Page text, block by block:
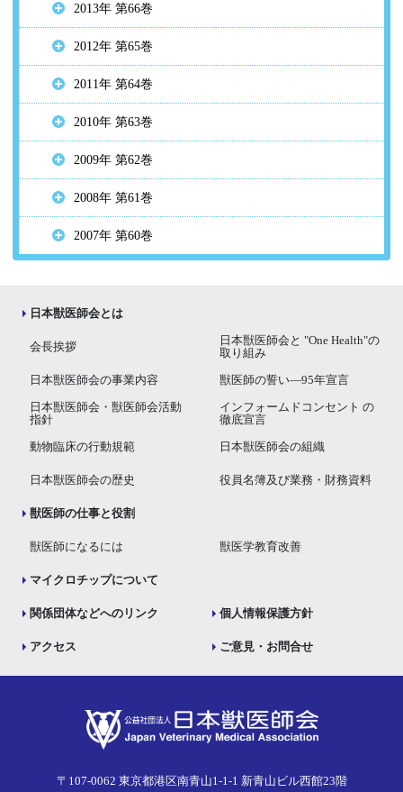
2013年 第66巻
2012年 第65巻
2011年 第64巻
2010年 第63巻
2009年 第62巻
2008年 第61巻
2007年 第60巻
日本獣医師会とは
会長挨拶
日本獣医師会と "One Health"の
取り組み
日本獣医師会の事業内容 獣医師の誓い―95年宣言
日本獣医師会・獣医師会活動
指針
インフォームドコンセント の
徹底宣言
動物臨床の行動規範 日本獣医師会の組織
日本獣医師会の歴史 役員名簿及び業務・財務資料
獣医師の仕事と役割
獣医師になるには 獣医学教育改善
マイクロチップについて
関係団体などへのリンク 個人情報保護方針
アクセス ご意見・お問合せ
〒107-0062 東京都港区南青山1-1-1 新青山ビル西館23階